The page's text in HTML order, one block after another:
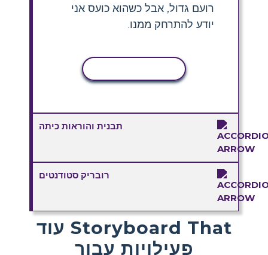
רועם גדול, אבל כשהוא כועס אני
יודע להתרחק ממנו.
תבנית והוראות כיתה
רובריק סטודנטים
עוד Storyboard That
פעילויות עבור